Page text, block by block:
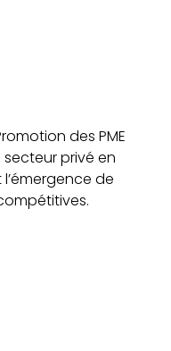
des PME
privé en
de